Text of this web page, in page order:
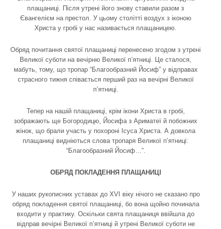
плащаниці. Після утрені його знову ставили разом з
Євангелієм на престол. У цьому столітті воздух з іконою
Христа у гробі у нас називається плащаницею.
Обряд почитання святої плащаниці перенесено згодом з утрені
Великої суботи на вечірню Великої п’ятниці. Це сталося,
мабуть, тому, що тропар “Благообразний Йосиф” у відправах
страсного тижня співається перший раз на вечірні Великої
п’ятниці.
Тепер на нашій плащаниці, крім ікони Христа в гробі,
зображають ще Богородицю, Йосифа з Ариматеї й побожних
жінок, що брали участь у похороні Ісуса Христа. А довкола
плащаниці видніються слова тропаря Великої п’ятниці:
“Благообразний Йосиф…”.
ОБРЯД ПОКЛАДЕННЯ ПЛАЩАНИЦІ
У наших рукописних уставах до XVI віку нічого не cказано про
обряд покладення святої плащаниці, бо вона щойно починала
входити у практику. Оскільки свята плащаниця ввійшла до
відправ вечірні Великої п’ятниці й утрені Великої суботи не